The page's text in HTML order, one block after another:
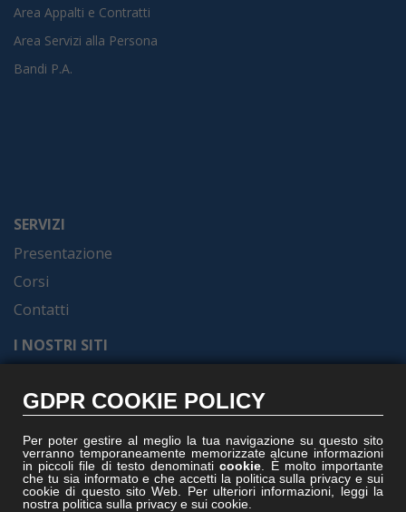
Area Appalti e Contratti
Area Servizi alla Persona
Bandi P.A.
SERVIZI
Presentazione
Corsi
Contatti
I NOSTRI SITI
Gruppoformel.com
Vitruviocenter.it
Villedisicilia.it
GDPR COOKIE POLICY
Per poter gestire al meglio la tua navigazione su questo sito
verranno temporaneamente memorizzate alcune informazioni
in piccoli file di testo denominaticookie . È molto importante
che tu sia informato e che accetti la politica sulla privacy e sui
cookie di questo sito Web. Per ulteriori informazioni, leggi la
nostra politica sulla privacy e sui cookie.